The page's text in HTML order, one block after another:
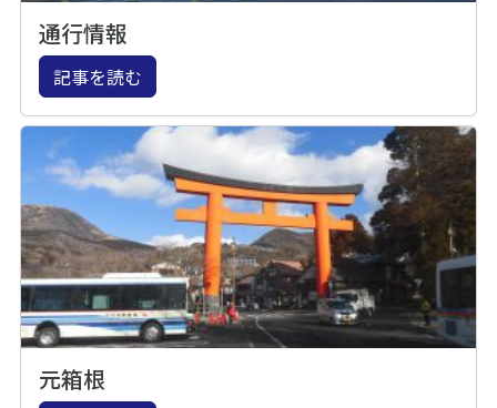
通行情報
記事を読む
元箱根